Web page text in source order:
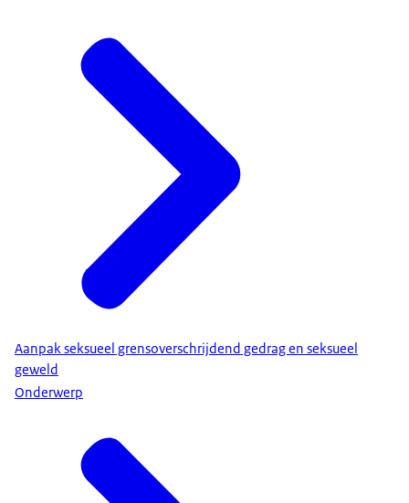
Aanpak seksueel grensoverschrijdend gedrag en seksueel
geweld
Onderwerp